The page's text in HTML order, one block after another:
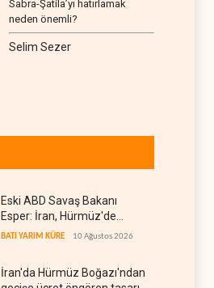
Sabra-Şatila’yı hatırlamak
neden önemli?
Selim Sezer
Eski ABD Savaş Bakanı
Esper: İran, Hürmüz'de
üstünlüğün kendisinde
BATI YARIM KÜRE 10 Ağustos 2026
İran'da Hürmüz Boğazı'ndan